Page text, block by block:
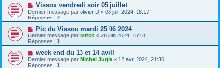
Vissou vendredi soir 05 juillet
Dernier message par olivier D « 08 juil. 2024, 18:17
Réponses : 7
Pic du Vissou mardi 25 06 2024
Dernier message par mitch « 28 juin 2024, 15:18
Réponses : 1
week end du 13 et 14 avril
Dernier message par Michel Jugie « 12 avr. 2024, 21:36
Réponses : 1